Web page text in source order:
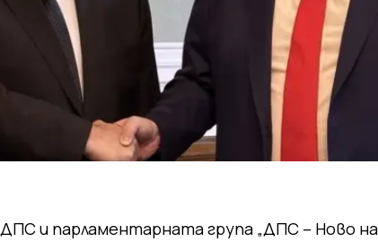
и парламентарната група „ДПС – Ново